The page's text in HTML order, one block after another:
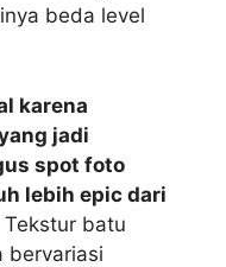
beda level
karena
jadi
spot foto
lebih epic dari
Tekstur batu
bervariasi